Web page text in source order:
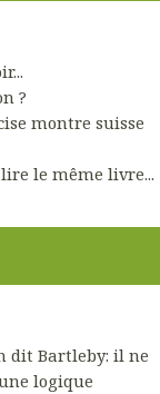
?
montre suisse
le même livre...
dit Bartleby: il ne
logique